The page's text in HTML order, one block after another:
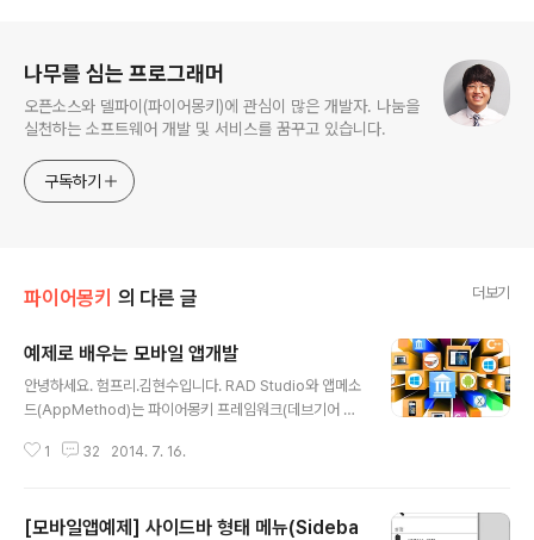
나무를 심는 프로그래머
오픈소스와 델파이(파이어몽키)에 관심이 많은 개발자. 나눔을
실천하는 소프트웨어 개발 및 서비스를 꿈꾸고 있습니다.
구독하기
파이어몽키 의 다른 글 더보기
예제로 배우는 모바일 앱개발
안녕하세요. 험프리.김현수입니다. RAD Studio와 앱메소
드(AppMethod)는 파이어몽키 프레임워크(데브기어 소
게 만들 수 있습니다.이미 다양한 기술을 설명하는 글과 샘
이, 새로운 영역의 모바일 개발의 경우 어떻게 시작할지, 무
1 32 2014. 7. 16.
[모바일앱예제] 사이드바 형태 메뉴(Sideba